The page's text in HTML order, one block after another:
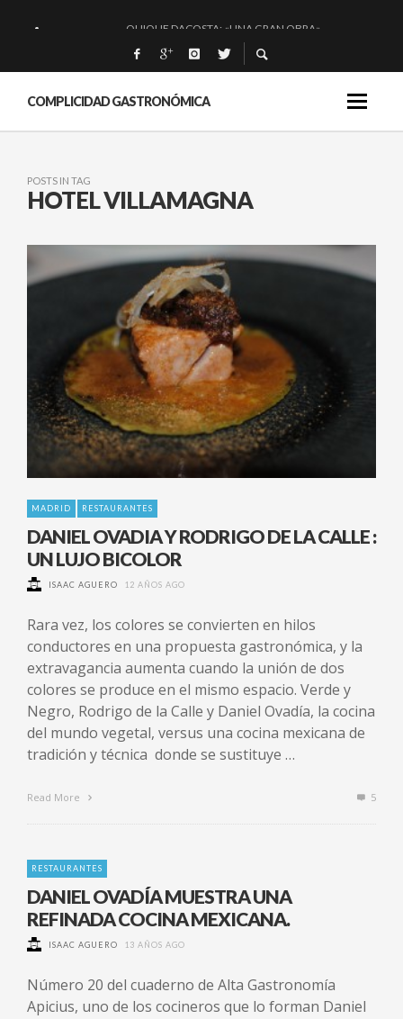
QUIQUE DACOSTA: «UNA GRAN OBRA»
EL BARUCO DE ANERO: MUCHO MÁS QUE UN BAR.
MONTIA: ESENCIAL Y BRILLANTE.
COMPLICIDAD GASTRONÓMICA
POSTS IN TAG
HOTEL VILLAMAGNA
MADRID RESTAURANTES
DANIEL OVADIA Y RODRIGO DE LA CALLE :
UN LUJO BICOLOR
ISAAC AGUERO 12 AÑOS AGO
Rara vez, los colores se convierten en hilos
conductores en una propuesta gastronómica, y la
extravagancia aumenta cuando la unión de dos
colores se produce en el mismo espacio. Verde y
Negro, Rodrigo de la Calle y Daniel Ovadía, la cocina
del mundo vegetal, versus una cocina mexicana de
tradición y técnica donde se sustituye …
Read More 5
RESTAURANTES
DANIEL OVADÍA MUESTRA UNA
REFINADA COCINA MEXICANA.
ISAAC AGUERO 13 AÑOS AGO
Número 20 del cuaderno de Alta Gastronomía
Apicius, uno de los cocineros que lo forman Daniel